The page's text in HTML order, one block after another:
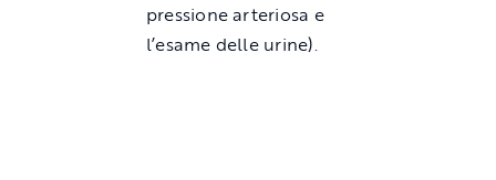
pressione arteriosa e
l’esame delle urine).